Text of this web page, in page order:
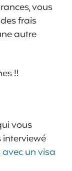
vous
frais
autre
!!
vous
interviewé
un visa